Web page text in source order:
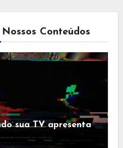
Conteúdos
sua TV apresenta